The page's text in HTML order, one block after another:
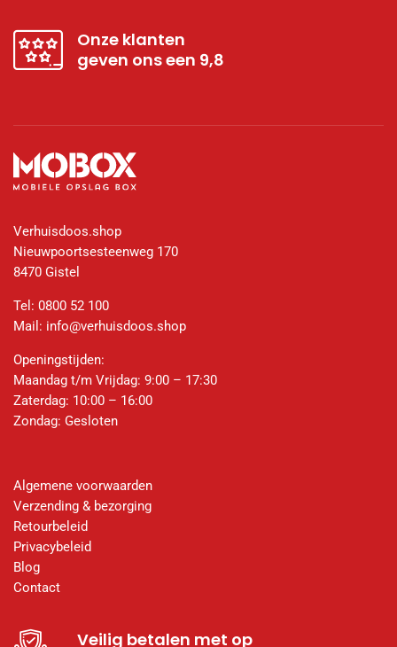
Onze klanten
geven ons een 9,8
Verhuisdoos.shop
Nieuwpoortsesteenweg 170
8470 Gistel
Tel: 0800 52 100
Mail: info@verhuisdoos.shop
Openingstijden:
Maandag t/m Vrijdag: 9:00 – 17:30
Zaterdag: 10:00 – 16:00
Zondag: Gesloten
Algemene voorwaarden
Verzending & bezorging
Retourbeleid
Privacybeleid
Blog
Contact
Veilig betalen met op